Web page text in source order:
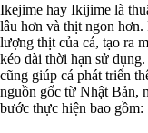
Ikejime hay Ikijime là
lâu hơn và thịt ngon
lượng thịt của cá, tạo ra
kéo dài thời hạn sử
cũng giúp cá phát triển
nguồn gốc từ Nhật Bản,
bước thực hiện bao gồm: